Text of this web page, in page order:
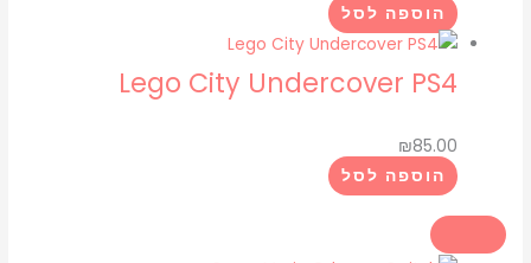
הוספה לסל
Lego City Undercover PS4
₪85.00
הוספה לסל